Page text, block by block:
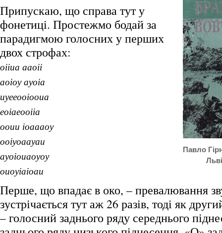
Павло
Припускаю, що справа тут у
фонетиці. Простежмо бодай за
парадигмою голосних у перших
двох строфах:
оііиа ааоіі
аоіоу ауоіа
иуееооіооиа
еоіаеооііа
ооии іоаааоу
ооіуоаауаи
ауоіоиаоуоу
оиоуіаіоаи
Перше, що впадає в око, – превалювання
зустрічається тут аж 26 разів, тоді як
– голосний заднього ряду середнього